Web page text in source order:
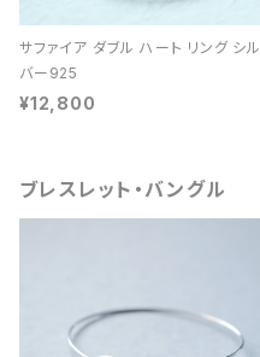
サファイア ダブル ハート リング シル
バー925
¥12,800
ブレスレット・バングル